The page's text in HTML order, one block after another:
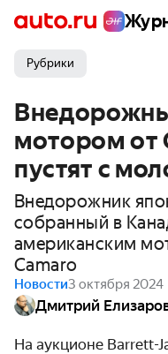
Рубрики
мотором от
пустят с
Внедорожник
собранный в
американским
Camaro
Новости3 октября 2024
Дмитрий
На аукционе Barrett-